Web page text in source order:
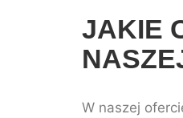
JAKIE
W naszej